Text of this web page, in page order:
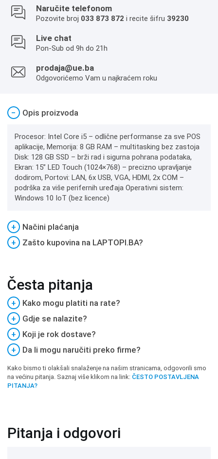
Naručite telefonom
Pozovite broj 033 873 872 i recite šifru 39230
Live chat
Pon-Sub od 9h do 21h
prodaja@ue.ba
Odgovorićemo Vam u najkraćem roku
− Opis proizvoda
Procesor: Intel Core i5 – odlične performanse za sve POS
aplikacije, Memorija: 8 GB RAM – multitasking bez zastoja
Disk: 128 GB SSD – brži rad i sigurna pohrana podataka,
Ekran: 15” LED Touch (1024×768) – precizno upravljanje
dodirom, Portovi: LAN, 6x USB, VGA, HDMI, 2x COM –
podrška za više perifernih uređaja Operativni sistem:
Windows 10 IoT (bez licence)
+
Načini plaćanja
+
Zašto kupovina na LAPTOPI.BA?
Česta pitanja
+
Kako mogu platiti na rate?
+
Gdje se nalazite?
+
Koji je rok dostave?
+
Da li mogu naručiti preko firme?
Kako bismo ti olakšali snalaženje na našim stranicama, odgovorili smo
na većinu pitanja. Saznaj više klikom na link: ČESTO POSTAVLJENA
PITANJA?
Pitanja i odgovori